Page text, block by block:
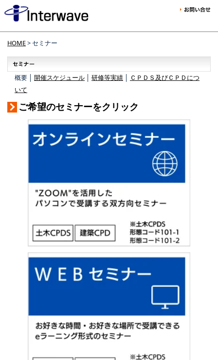
HOME> セミナー
概要 │ 開催スケジュール 研修等実績
ＣＰＤＳ及びＣＰＤにつ
いて
ご希望のセミナーをクリック